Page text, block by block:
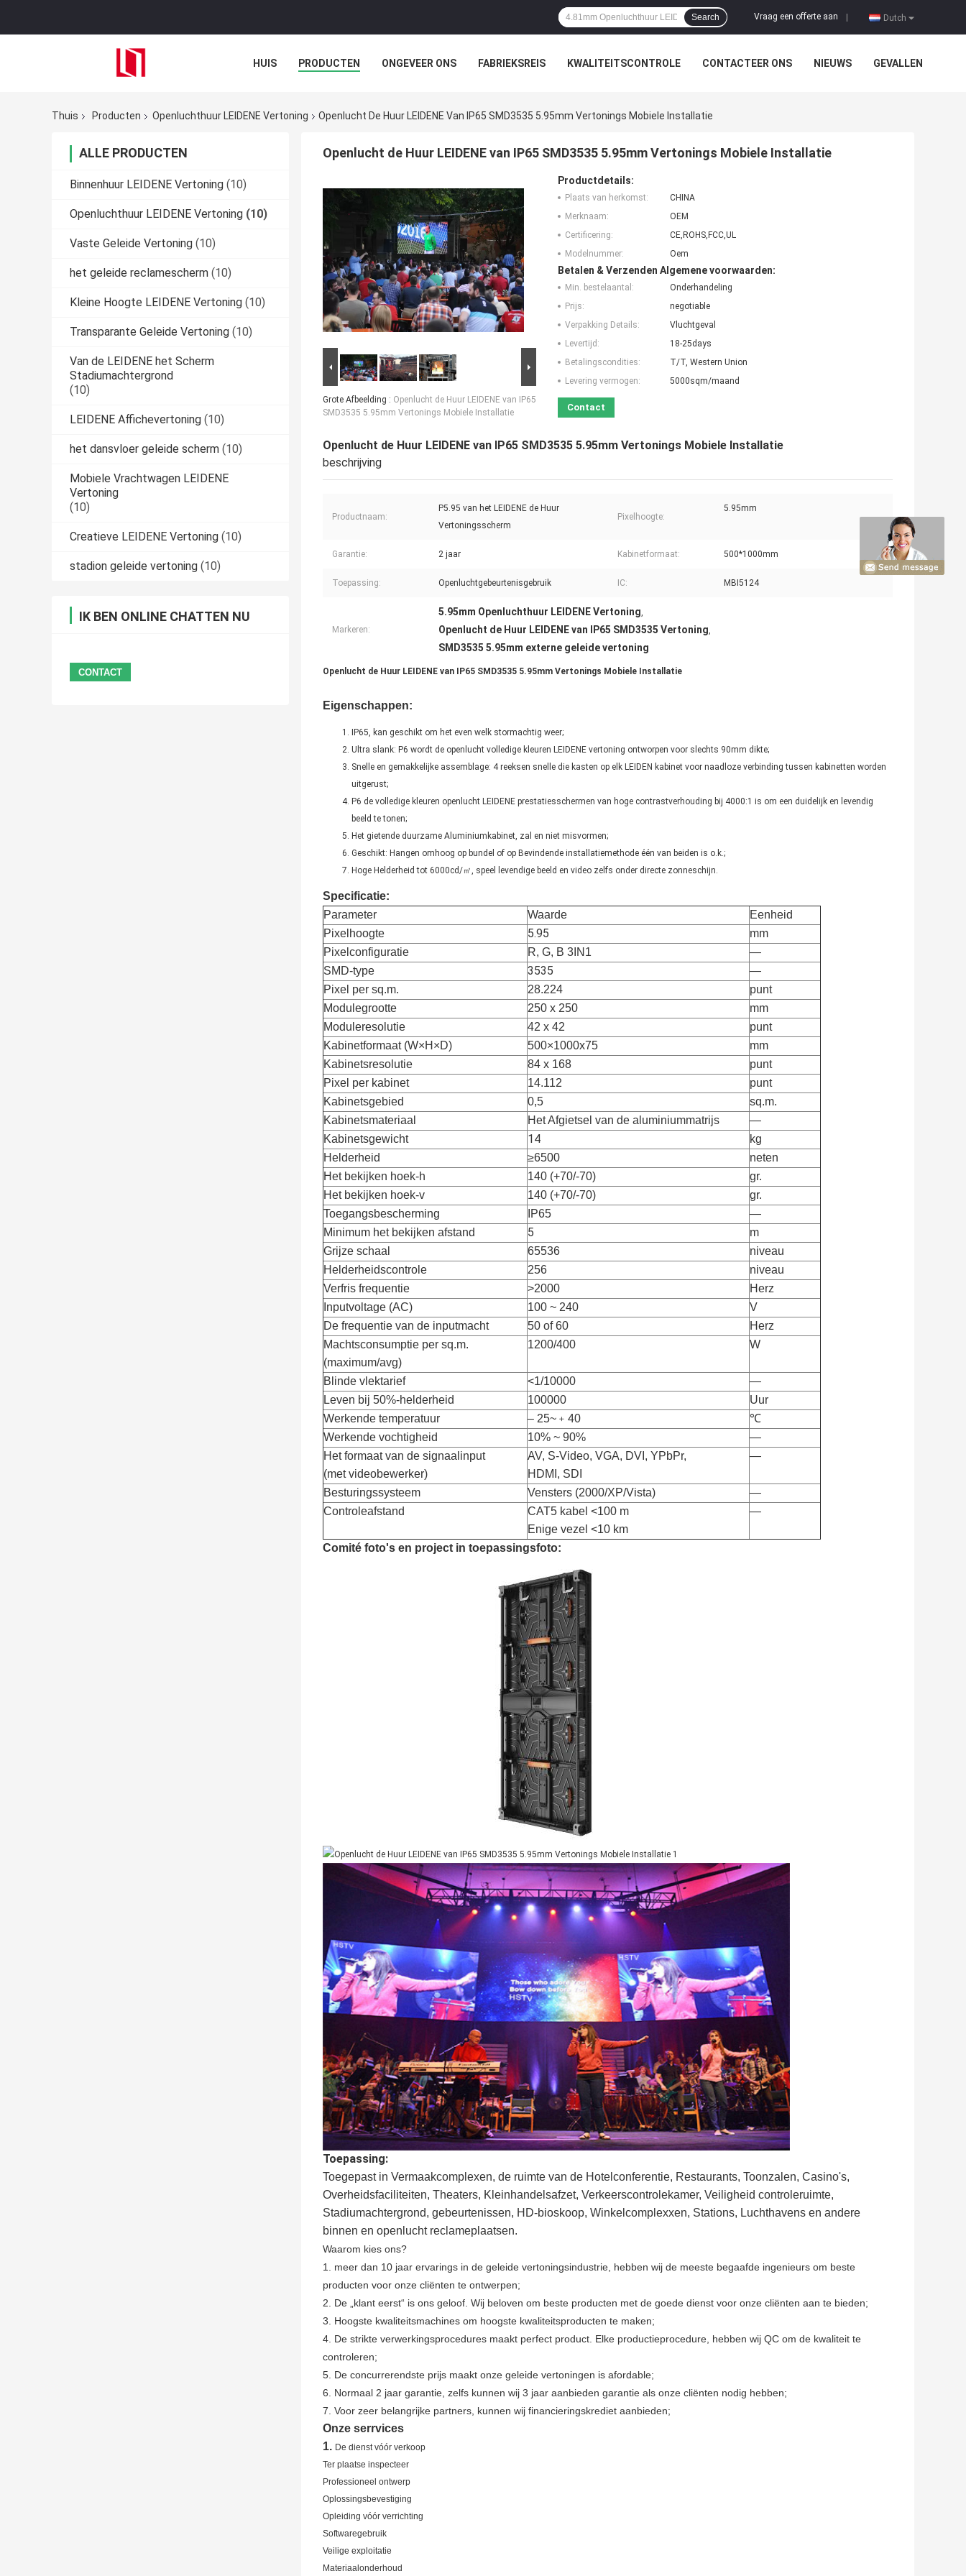
Dutch
Vraag een offerte aan
Search
HUIS PRODUCTEN ONGEVEER ONS FABRIEKSREIS KWALITEITSCONTROLE CONTACTEER ONS NIEUWS GEVALLEN
Thuis Producten Openluchthuur LEIDENE Vertoning Openlucht De Huur LEIDENE Van IP65 SMD3535 5.95mm Vertonings Mobiele Installatie
ALLE PRODUCTEN
Binnenhuur LEIDENE Vertoning (10)
Openluchthuur LEIDENE Vertoning (10)
Vaste Geleide Vertoning (10)
het geleide reclamescherm (10)
Kleine Hoogte LEIDENE Vertoning (10)
Transparante Geleide Vertoning (10)
Van de LEIDENE het Scherm
Stadiumachtergrond
(10)
LEIDENE Affichevertoning (10)
het dansvloer geleide scherm (10)
Mobiele Vrachtwagen LEIDENE
Vertoning
(10)
Creatieve LEIDENE Vertoning (10)
stadion geleide vertoning (10)
IK BEN ONLINE CHATTEN NU
Openlucht de Huur LEIDENE van IP65 SMD3535 5.95mm Vertonings Mobiele Installatie
Grote Afbeelding : Openlucht de Huur LEIDENE van IP65
SMD3535 5.95mm Vertonings Mobiele Installatie
Productdetails:
Plaats van herkomst:
CHINA
Merknaam:
OEM
Certificering:
CE,ROHS,FCC,UL
Modelnummer:
Oem
Betalen & Verzenden Algemene voorwaarden:
Min. bestelaantal:
Onderhandeling
Prijs:
negotiable
Verpakking Details:
Vluchtgeval
Levertijd:
18-25days
Betalingscondities:
T/T, Western Union
Levering vermogen:
5000sqm/maand
Contact
Openlucht de Huur LEIDENE van IP65 SMD3535 5.95mm Vertonings Mobiele Installatie
beschrijving
Productnaam:
P5.95 van het LEIDENE de Huur
Vertoningsscherm
Pixelhoogte:
5.95mm
Garantie: 2 jaar Kabinetformaat: 500*1000mm
Toepassing: Openluchtgebeurtenisgebruik IC: MBI5124
Markeren:
5.95mm Openluchthuur LEIDENE Vertoning,
Openlucht de Huur LEIDENE van IP65 SMD3535 Vertoning,
SMD3535 5.95mm externe geleide vertoning
Openlucht de Huur LEIDENE van IP65 SMD3535 5.95mm Vertonings Mobiele Installatie
Eigenschappen:
IP65, kan geschikt om het even welk stormachtig weer;
Ultra slank: P6 wordt de openlucht volledige kleuren LEIDENE vertoning ontworpen voor slechts 90mm dikte;
Snelle en gemakkelijke assemblage: 4 reeksen snelle die kasten op elk LEIDEN kabinet voor naadloze verbinding tussen kabinetten worden
uitgerust;
P6 de volledige kleuren openlucht LEIDENE prestatiesschermen van hoge contrastverhouding bij 4000:1 is om een duidelijk en levendig
beeld te tonen;
Het gietende duurzame Aluminiumkabinet, zal en niet misvormen;
Geschikt: Hangen omhoog op bundel of op Bevindende installatiemethode één van beiden is o.k.;
Hoge Helderheid tot 6000cd/㎡, speel levendige beeld en video zelfs onder directe zonneschijn.
Specificatie:
Parameter
Waarde
Eenheid
Pixelhoogte
5.95
mm
Pixelconfiguratie
R, G, B 3IN1
—
SMD-type
3535
—
Pixel per sq.m.
28.224
punt
Modulegrootte
250 x 250
mm
Moduleresolutie
42 x 42
punt
Kabinetformaat (W×H×D)
500×1000x75
mm
Kabinetsresolutie
84 x 168
punt
Pixel per kabinet
14.112
punt
Kabinetsgebied
0,5
sq.m.
Kabinetsmateriaal
Het Afgietsel van de aluminiummatrijs
—
Kabinetsgewicht
14
kg
Helderheid
≥6500
neten
Het bekijken hoek-h
140 (+70/-70)
gr.
Het bekijken hoek-v
140 (+70/-70)
gr.
Toegangsbescherming
IP65
—
Minimum het bekijken afstand
5
m
Grijze schaal
65536
niveau
Helderheidscontrole
256
niveau
Verfris frequentie
>2000
Herz
Inputvoltage (AC)
100 ~ 240
V
De frequentie van de inputmacht
50 of 60
Herz
Machtsconsumptie per sq.m.
(maximum/avg)
1200/400 W
Blinde vlektarief <1/10000
—
Leven bij 50%-helderheid
100000
Uur
Werkende temperatuur
– 25~﹢40
℃
Werkende vochtigheid
10% ~ 90%
—
Het formaat van de signaalinput
(met videobewerker)
AV, S-Video, VGA, DVI, YPbPr,
HDMI, SDI
—
Besturingssysteem Vensters (2000/XP/Vista)
—
Controleafstand
CAT5 kabel <100 m
Enige vezel <10 km
—
Comité foto's en project in toepassingsfoto:
Toepassing:
Toegepast in Vermaakcomplexen, de ruimte van de Hotelconferentie, Restaurants, Toonzalen, Casino's,
Overheidsfaciliteiten, Theaters, Kleinhandelsafzet, Verkeerscontrolekamer, Veiligheid controleruimte,
Stadiumachtergrond, gebeurtenissen, HD-bioskoop, Winkelcomplexxen, Stations, Luchthavens en andere
binnen en openlucht reclameplaatsen.
Waarom kies ons?
1. meer dan 10 jaar ervarings in de geleide vertoningsindustrie, hebben wij de meeste begaafde ingenieurs om beste
producten voor onze cliënten te ontwerpen;
2. De „klant eerst“ is ons geloof. Wij beloven om beste producten met de goede dienst voor onze cliënten aan te bieden;
3. Hoogste kwaliteitsmachines om hoogste kwaliteitsproducten te maken;
4. De strikte verwerkingsprocedures maakt perfect product. Elke productieprocedure, hebben wij QC om de kwaliteit te
controleren;
5. De concurrerendste prijs maakt onze geleide vertoningen is afordable;
6. Normaal 2 jaar garantie, zelfs kunnen wij 3 jaar aanbieden garantie als onze cliënten nodig hebben;
7. Voor zeer belangrijke partners, kunnen wij financieringskrediet aanbieden;
Onze serrvices
1. De dienst vóór verkoop
Ter plaatse inspecteer
Professioneel ontwerp
Oplossingsbevestiging
Opleiding vóór verrichting
Softwaregebruik
Veilige exploitatie
Materiaalonderhoud